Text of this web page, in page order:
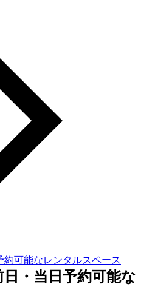
可能なレンタルスペース
日・当日予約可能な